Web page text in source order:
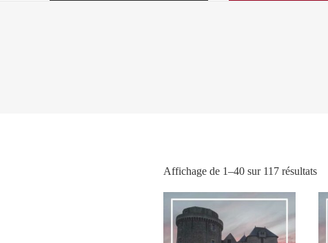
Affichage de 1–40 sur 117 résultatsTrié